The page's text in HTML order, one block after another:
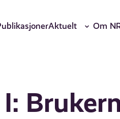
Aktuelt Om